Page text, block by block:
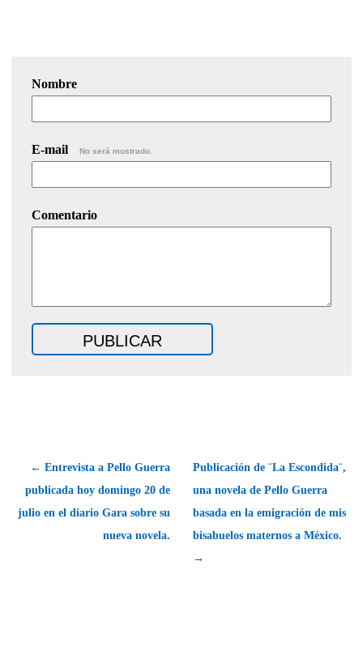
Nombre
E-mail No será mostrado.
Comentario
← Entrevista a Pello Guerra
publicada hoy domingo 20 de
julio en el diario Gara sobre su
nueva novela.
Publicación de ¨La Escondida¨,
una novela de Pello Guerra
basada en la emigración de mis
bisabuelos maternos a México.
→